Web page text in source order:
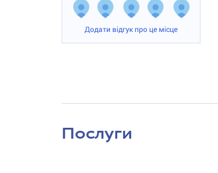
Додати відгук про це місце
Послуги